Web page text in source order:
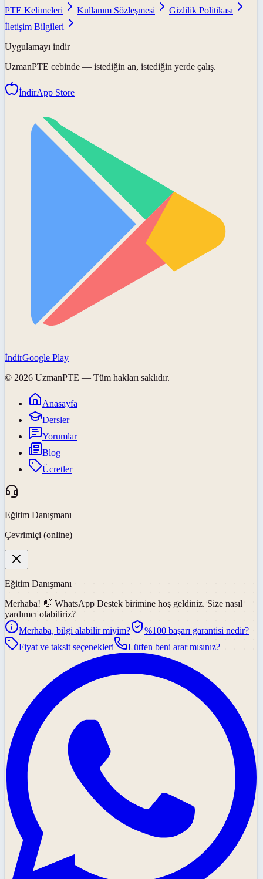
PTE Kelimeleri
Kullanım Sözleşmesi
Gizlilik Politikası
İletişim Bilgileri
Uygulamayı indir
UzmanPTE cebinde — istediğin an, istediğin yerde çalış.
İndirApp Store
İndirGoogle Play
© 2026 UzmanPTE — Tüm hakları saklıdır.
Anasayfa
Dersler
Yorumlar
Blog
Ücretler
Eğitim Danışmanı
Çevrimiçi (online)
Eğitim Danışmanı
Merhaba! 👋 WhatsApp Destek birimine hoş geldiniz. Size nasıl
yardımcı olabiliriz?
Merhaba, bilgi alabilir miyim?
%100 başarı garantisi nedir?
Fiyat ve taksit seçenekleri
Lütfen beni arar mısınız?